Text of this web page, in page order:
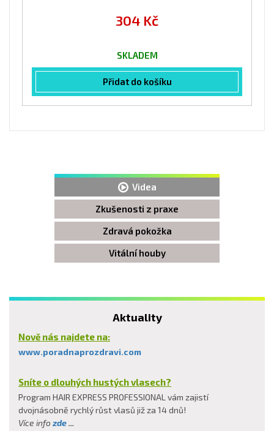
304 Kč
SKLADEM
Přidat do košíku
Videa
Zkušenosti z praxe
Zdravá pokožka
Vitální houby
Aktuality
Nově nás najdete na:
www.poradnaprozdravi.com
Sníte o dlouhých hustých vlasech?
Program HAIR EXPRESS PROFESSIONAL vám zajistí
dvojnásobně rychlý růst vlasů již za 14 dnů!
Více info zde...